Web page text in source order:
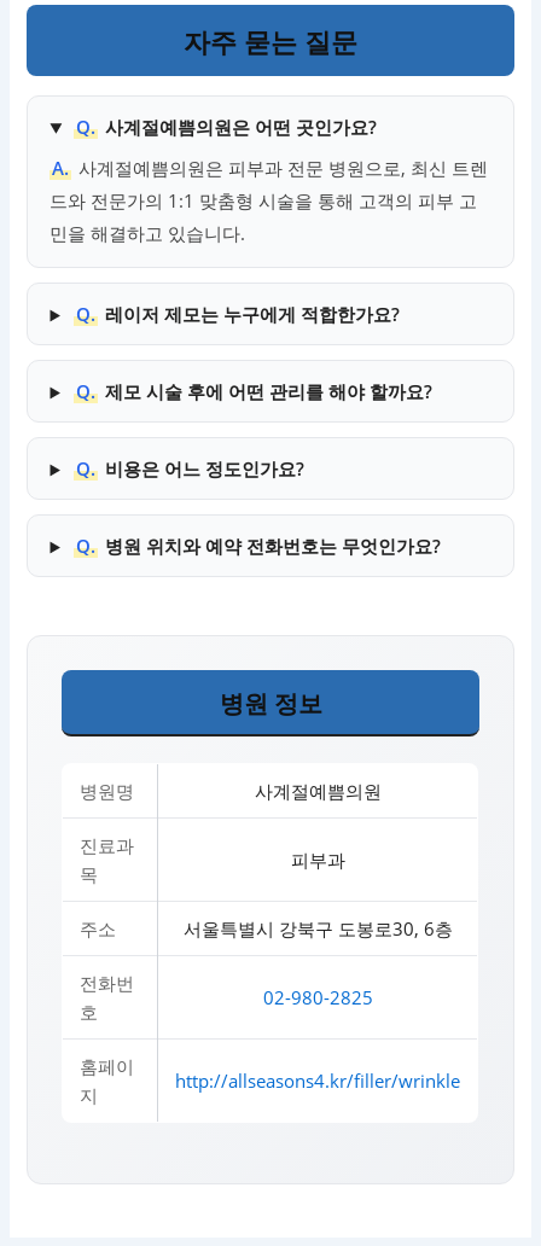
자주 묻는 질문
Q. 사계절예쁨의원은 어떤 곳인가요?
A. 사계절예쁨의원은 피부과 전문 병원으로, 최신 트렌
드와 전문가의 1:1 맞춤형 시술을 통해 고객의 피부 고
민을 해결하고 있습니다.
Q. 레이저 제모는 누구에게 적합한가요?
Q. 제모 시술 후에 어떤 관리를 해야 할까요?
Q. 비용은 어느 정도인가요?
Q. 병원 위치와 예약 전화번호는 무엇인가요?
병원 정보
병원명 사계절예쁨의원
진료과
목
피부과
주소 서울특별시 강북구 도봉로30, 6층
전화번
호
02-980-2825
홈페이
지
http://allseasons4.kr/filler/wrinkle